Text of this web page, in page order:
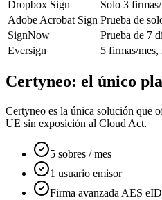
Dropbox Sign
Solo 3
Adobe Acrobat Sign Prueba de
SignNow
Prueba de 7
Eversign
5 firmas/
Certyneo: el único
Certyneo es la única solución que
UE sin exposición al Cloud Act.
5 sobres / mes
1 usuario emisor
Firma avanzada AES